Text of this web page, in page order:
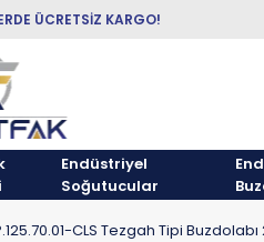
ÜCRETSİZ KARGO!
Endüstriyel
Soğutucular
CLS Tezgah Tipi Buzdolabı